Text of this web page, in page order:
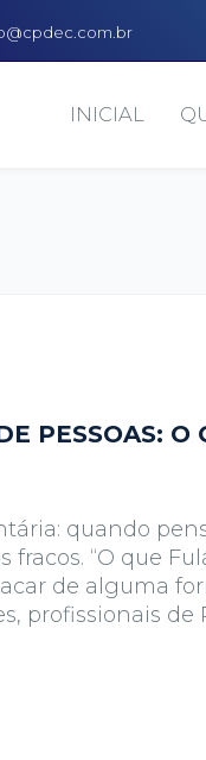
INICIAL
PESSOAS:
quando
fracos. “O que
de alguma
profissionais